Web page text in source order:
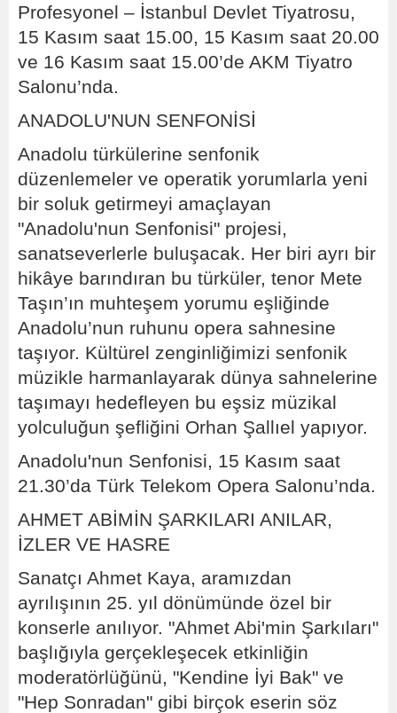
Profesyonel – İstanbul Devlet Tiyatrosu,
15 Kasım saat 15.00, 15 Kasım saat 20.00
ve 16 Kasım saat 15.00’de AKM Tiyatro
Salonu’nda.
ANADOLU'NUN SENFONİSİ
Anadolu türkülerine senfonik
düzenlemeler ve operatik yorumlarla yeni
bir soluk getirmeyi amaçlayan
"Anadolu'nun Senfonisi" projesi,
sanatseverlerle buluşacak. Her biri ayrı bir
hikâye barındıran bu türküler, tenor Mete
Taşın’ın muhteşem yorumu eşliğinde
Anadolu’nun ruhunu opera sahnesine
taşıyor. Kültürel zenginliğimizi senfonik
müzikle harmanlayarak dünya sahnelerine
taşımayı hedefleyen bu eşsiz müzikal
yolculuğun şefliğini Orhan Şallıel yapıyor.
Anadolu'nun Senfonisi, 15 Kasım saat
21.30’da Türk Telekom Opera Salonu’nda.
AHMET ABİMİN ŞARKILARI ANILAR,
İZLER VE HASRE
Sanatçı Ahmet Kaya, aramızdan
ayrılışının 25. yıl dönümünde özel bir
konserle anılıyor. "Ahmet Abi'min Şarkıları"
başlığıyla gerçekleşecek etkinliğin
moderatörlüğünü, "Kendine İyi Bak" ve
"Hep Sonradan" gibi birçok eserin söz